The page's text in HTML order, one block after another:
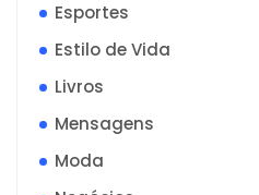
Esportes
Estilo de Vida
Livros
Mensagens
Moda